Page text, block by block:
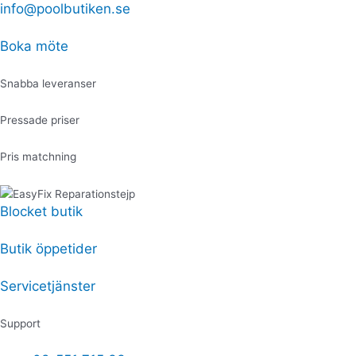
Hoppa
innehåll
info@poolbutiken.se
Boka möte
Snabba leveranser
Pressade priser
Pris matchning
Blocket butik
Butik öppetider
Servicetjänster
Support
Produktsökning
Produktsökning
Spalock
cm